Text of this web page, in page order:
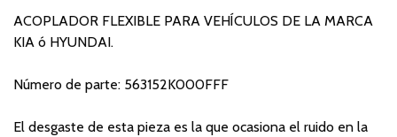
ACOPLADOR FLEXIBLE PARA VEHÍCULOS DE LA MARCA
KIA ó HYUNDAI.
Número de parte: 563152K000FFF
El desgaste de esta pieza es la que ocasiona el ruido en la